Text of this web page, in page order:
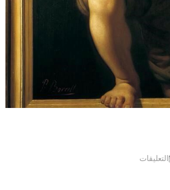
التعليقاتعلى